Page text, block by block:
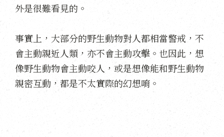
外是很難看見的。
事實上，大部分的野生動物對人都相當警戒，不
會主動親近人類，亦不會主動攻擊。也因此，想
像野生動物會主動咬人，或是想像能和野生動物
親密互動，都是不太實際的幻想唷。